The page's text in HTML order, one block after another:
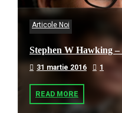
Articole Noi
Stephen W Hawking –
31 martie 2016 1
READ MORE